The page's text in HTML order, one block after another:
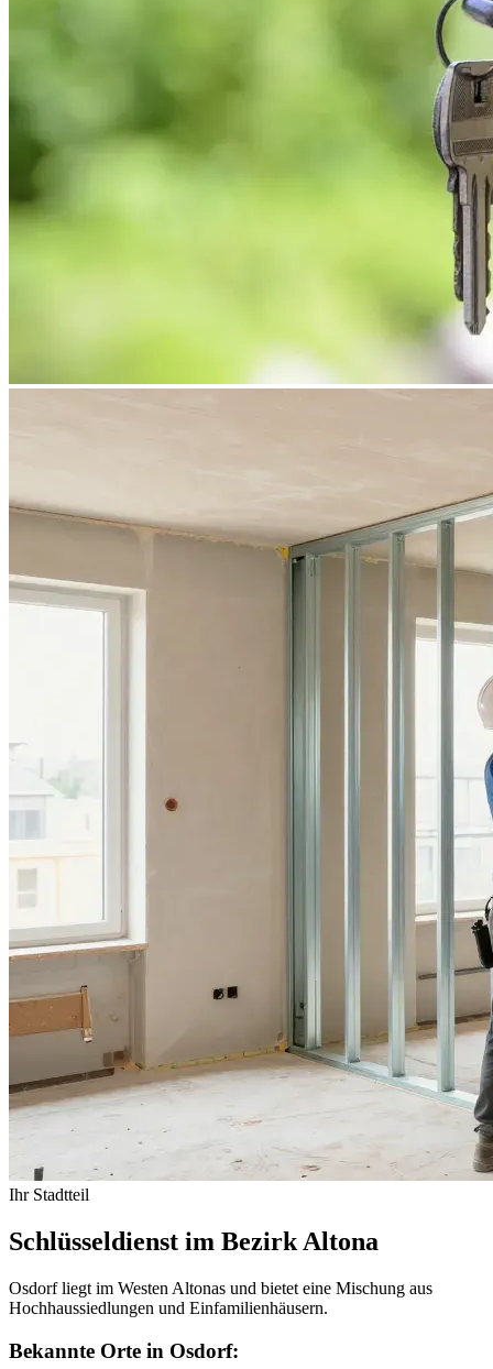
Ihr Stadtteil
Schlüsseldienst im Bezirk Altona
Osdorf liegt im Westen Altonas und bietet eine Mischung aus
Hochhaussiedlungen und Einfamilienhäusern.
Bekannte Orte in Osdorf: